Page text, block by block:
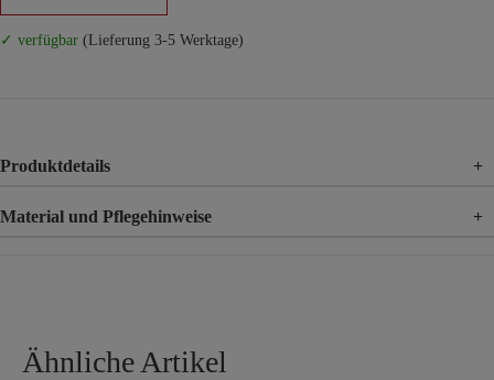
✓ verfügbar (Lieferung 3-5 Werktage)
Produktdetails +
Material und Pflegehinweise +
Ähnliche Artikel